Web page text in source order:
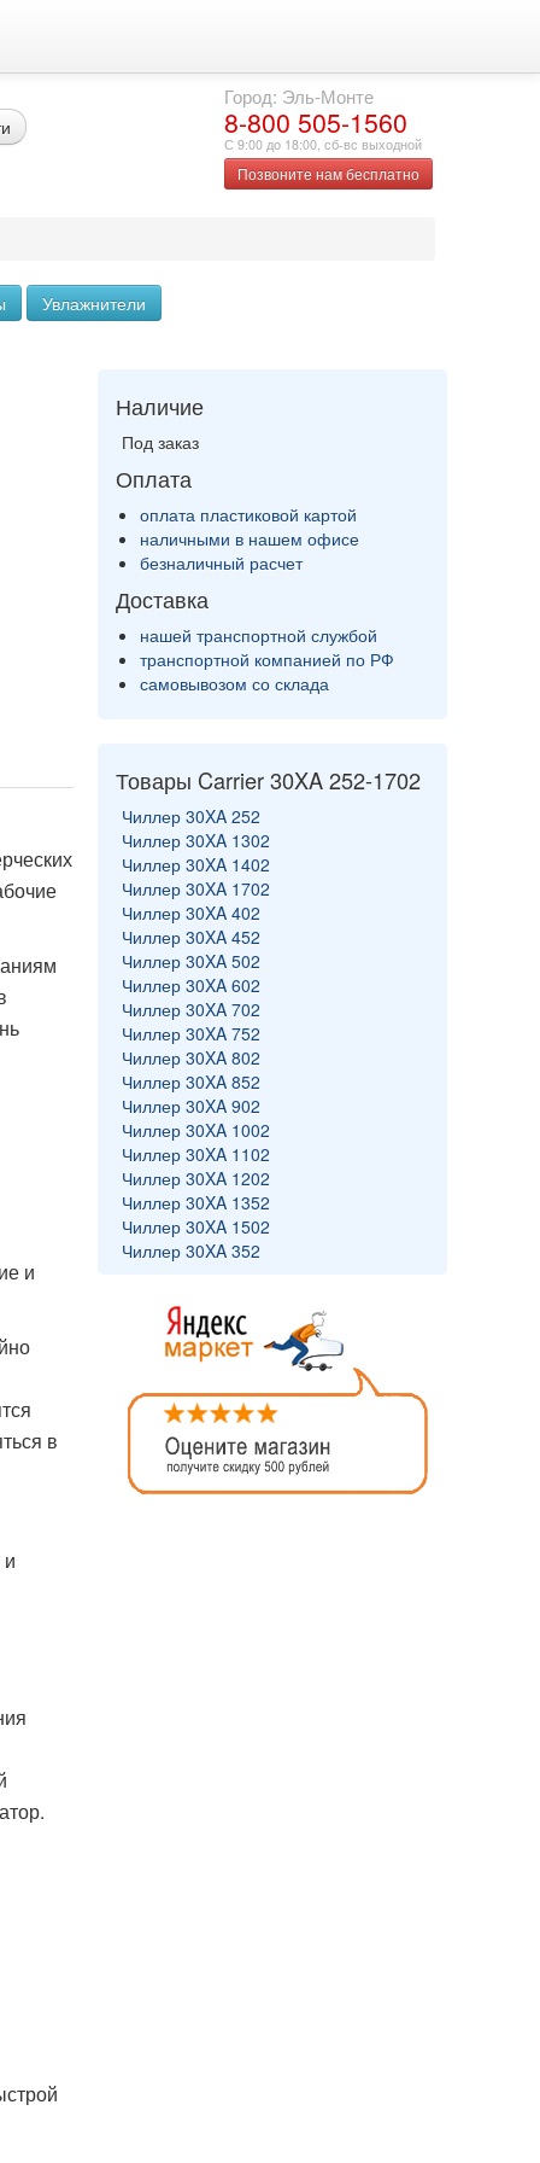
Город: Эль-Монте
8-800 505-1560
С 9:00 до 18:00, сб-вс выходной
Позвоните нам бесплатно
Увлажнители
и
в
Наличие
Под заказ
Оплата
оплата пластиковой картой
наличными в нашем офисе
безналичный расчет
Доставка
нашей транспортной службой
транспортной компанией по РФ
самовывозом со склада
Товары Carrier 30XA 252-1702
Чиллер 30XA 252
Чиллер 30XA 1302
Чиллер 30XA 1402
Чиллер 30XA 1702
Чиллер 30XA 402
Чиллер 30XA 452
Чиллер 30XA 502
Чиллер 30XA 602
Чиллер 30XA 702
Чиллер 30XA 752
Чиллер 30XA 802
Чиллер 30XA 852
Чиллер 30XA 902
Чиллер 30XA 1002
Чиллер 30XA 1102
Чиллер 30XA 1202
Чиллер 30XA 1352
Чиллер 30XA 1502
Чиллер 30XA 352